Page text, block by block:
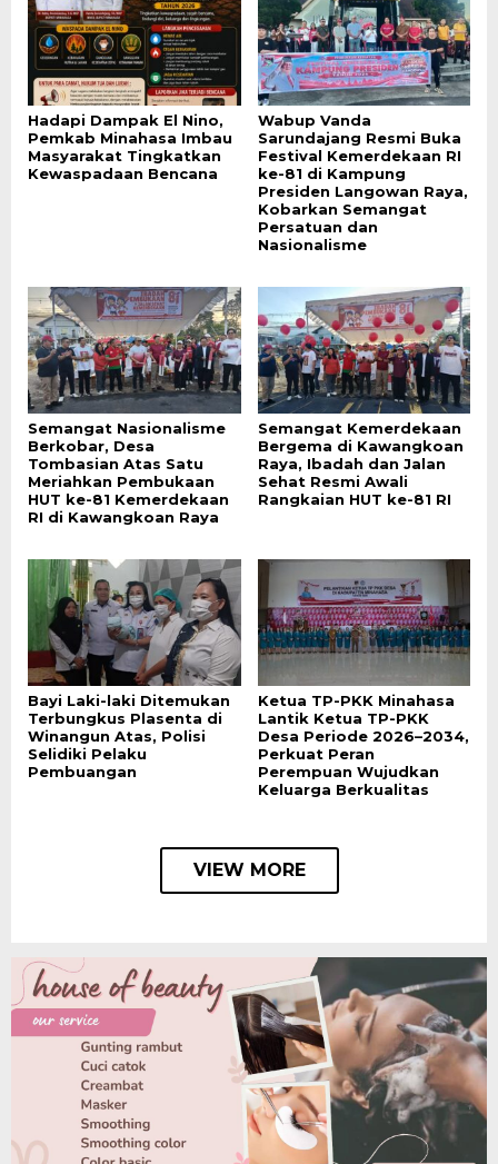
Hadapi Dampak El Nino,
Pemkab Minahasa Imbau
Masyarakat Tingkatkan
Kewaspadaan Bencana
Wabup Vanda
Sarundajang Resmi Buka
Festival Kemerdekaan RI
ke-81 di Kampung
Presiden Langowan Raya,
Kobarkan Semangat
Persatuan dan
Nasionalisme
Semangat Nasionalisme
Berkobar, Desa
Tombasian Atas Satu
Meriahkan Pembukaan
HUT ke-81 Kemerdekaan
RI di Kawangkoan Raya
Semangat Kemerdekaan
Bergema di Kawangkoan
Raya, Ibadah dan Jalan
Sehat Resmi Awali
Rangkaian HUT ke-81 RI
Bayi Laki-laki Ditemukan
Terbungkus Plasenta di
Winangun Atas, Polisi
Selidiki Pelaku
Pembuangan
Ketua TP-PKK Minahasa
Lantik Ketua TP-PKK
Desa Periode 2026–2034,
Perkuat Peran
Perempuan Wujudkan
Keluarga Berkualitas
VIEW MORE